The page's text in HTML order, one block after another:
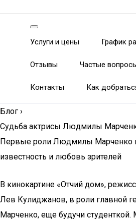
Услуги и цены График
Отзывы Частые
Контакты Как
Блог ›
Судьба актрисы Людмилы
Первые роли Людмилы Марченко
известность и любовь зрителей
В кинокартине «Отчий дом»,
Лев Кулиджанов, в роли главной
Марченко, еще будучи студенткой.